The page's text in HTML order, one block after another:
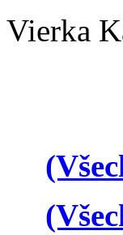
Vierka